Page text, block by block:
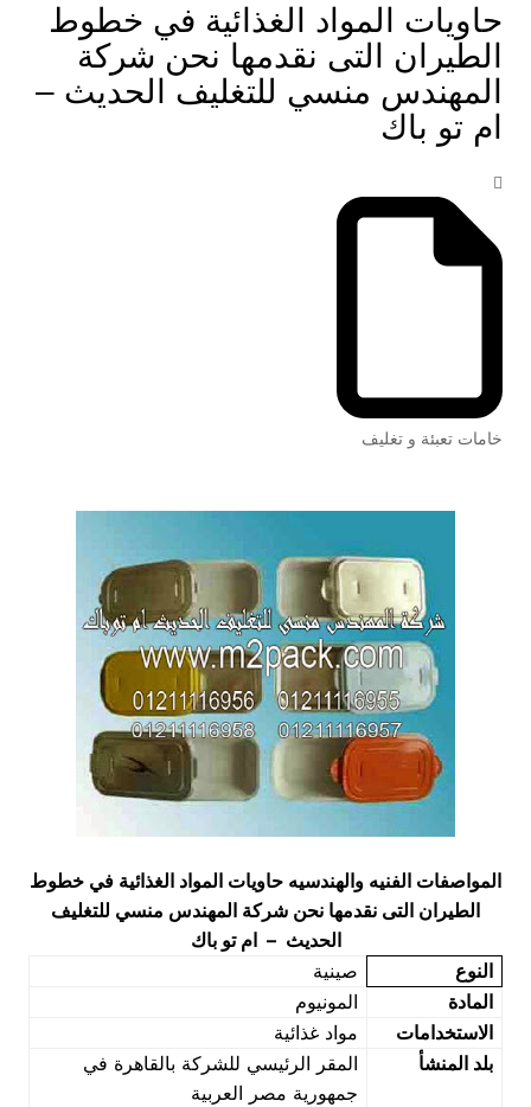
حاويات المواد الغذائية في خطوط
الطيران التى نقدمها نحن شركة
المهندس منسي للتغليف الحديث –
ام تو باك
خامات تعبئة و تغليف
المواصفات الفنيه والهندسيه حاويات المواد الغذائية في خطوط
الطيران التى نقدمها نحن شركة المهندس منسي للتغليف
الحديث – ام تو باك
النوع
صينية
المادة
المونيوم
الاستخدامات
مواد غذائية
بلد المنشأ
المقر الرئيسي للشركة بالقاهرة في
جمهورية مصر العربية